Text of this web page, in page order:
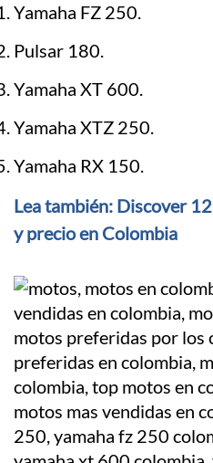
Yamaha FZ 250.
Pulsar 180.
Yamaha XT 600.
Yamaha XTZ 250.
Yamaha RX 150.
Lea también: Discover
y precio en Colombia